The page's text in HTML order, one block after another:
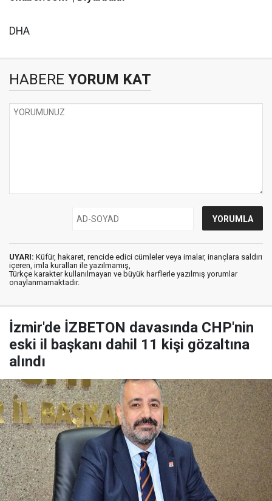
DHA
HABERE YORUM KAT
UYARI: Küfür, hakaret, rencide edici cümleler veya imalar, inançlara saldırı
içeren, imla kuralları ile yazılmamış,
Türkçe karakter kullanılmayan ve büyük harflerle yazılmış yorumlar
onaylanmamaktadır.
İzmir'de İZBETON davasında CHP'nin
eski il başkanı dahil 11 kişi gözaltına
alındı